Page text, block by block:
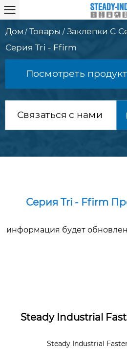
Дом / Товары / Заклепки С
Серия Tri - Ffirm
Посмотреть
Связаться с нами
Серия Tri - Ffirm
информация будет
Steady Industrial
Steady Industrial